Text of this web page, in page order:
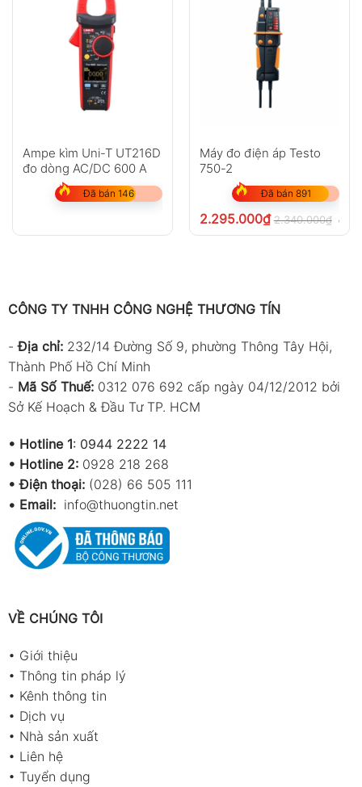
Ampe kìm Uni-T UT216D
đo dòng AC/DC 600 A
Đã bán 146
Máy đo điện áp Testo
750-2
Đã bán 891
2.295.000₫ 2.340.000₫ chưa
CÔNG TY TNHH CÔNG NGHỆ THƯƠNG TÍN
-Địa chỉ: 232/14 Đường Số 9, phường Thông Tây Hội,
Thành Phố Hồ Chí Minh
- Mã Số Thuế: 0312 076 692 cấp ngày 04/12/2012 bởi
Sở Kế Hoạch & Đầu Tư TP. HCM
• Hotline 1: 0944 2222 14
• Hotline 2: 0928 218 268
• Điện thoại: (028) 66 505 111
• Email: info@thuongtin.net
VỀ CHÚNG TÔI
• Giới thiệu
• Thông tin pháp lý
• Kênh thông tin
• Dịch vụ
• Nhà sản xuất
• Liên hệ
• Tuyển dụng